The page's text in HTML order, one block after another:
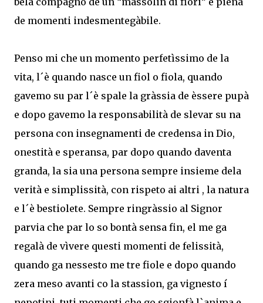
de momenti indesmentegàbile.
Penso mi che un momento perfetìssimo de la
vita, l´è quando nasce un fiol o fiola, quando
gavemo su par l´è spale la gràssia de èssere pupà
e dopo gavemo la responsabilità de slevar su na
persona con insegnamenti de credensa in Dio,
onestità e speransa, par dopo quando daventa
granda, la sia una persona sempre insieme dela
verità e simplissità, con rispeto ai altri , la natura
e l´è bestiolete. Sempre ringràssio al Signor
parvia che par lo so bontà sensa fin, el me ga
regalà de vìvere questi momenti de felissità,
quando ga nessesto me tre fiole e dopo quando
zera meso avanti co la stassion, ga vignesto í